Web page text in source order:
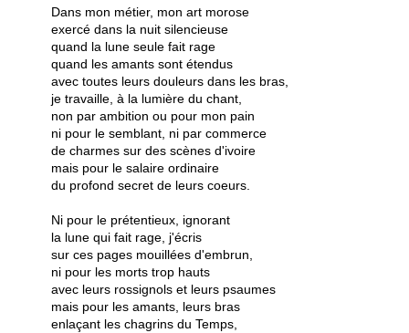
Dans mon métier, mon art morose
exercé dans la nuit silencieuse
quand la lune seule fait rage
quand les amants sont étendus
avec toutes leurs douleurs dans les bras,
je travaille, à la lumière du chant,
non par ambition ou pour mon pain
ni pour le semblant, ni par commerce
de charmes sur des scènes d'ivoire
mais pour le salaire ordinaire
du profond secret de leurs coeurs.
Ni pour le prétentieux, ignorant
la lune qui fait rage, j'écris
sur ces pages mouillées d'embrun,
ni pour les morts trop hauts
avec leurs rossignols et leurs psaumes
mais pour les amants, leurs bras
enlaçant les chagrins du Temps,